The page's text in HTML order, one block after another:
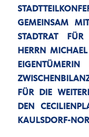
GEMEINSAM
STADTRAT
HERRN
FÜR DIE
DEN
KAULSDORF-